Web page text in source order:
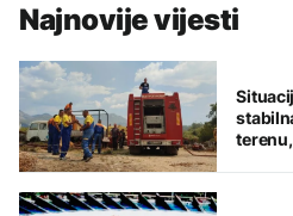
Najnovije vijesti